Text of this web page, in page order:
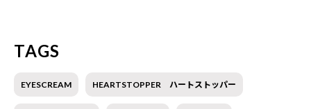
TAGS
EYESCREAM HEARTSTOPPER ハートストッパー